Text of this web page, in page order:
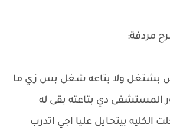
مردفة:
بشتغل ولا بتاعه شغل بس زي ما
المستشفى دي بتاعته بقى له
الكليه بيتحايل عليا اجي اتدرب